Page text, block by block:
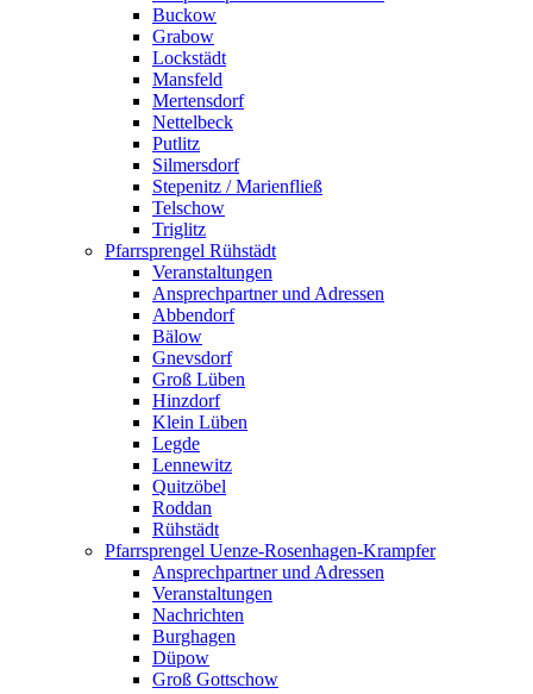
Buckow
Grabow
Lockstädt
Mansfeld
Mertensdorf
Nettelbeck
Putlitz
Silmersdorf
Stepenitz / Marienfließ
Telschow
Triglitz
Pfarrsprengel Rühstädt
Veranstaltungen
Ansprechpartner und Adressen
Abbendorf
Bälow
Gnevsdorf
Groß Lüben
Hinzdorf
Klein Lüben
Legde
Lennewitz
Quitzöbel
Roddan
Rühstädt
Pfarrsprengel Uenze-Rosenhagen-Krampfer
Ansprechpartner und Adressen
Veranstaltungen
Nachrichten
Burghagen
Düpow
Groß Gottschow